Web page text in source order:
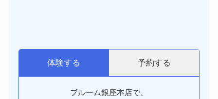
体験する 予約する
ブルーム銀座本店で、